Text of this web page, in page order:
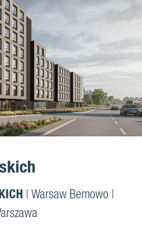
| Warsaw Bemowo |